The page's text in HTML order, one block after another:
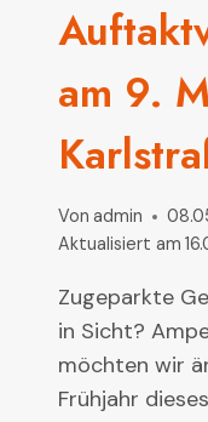
am 9.
Von admin
Aktualisiert am
Zugeparkte
in Sicht?
möchten wir
Frühjahr